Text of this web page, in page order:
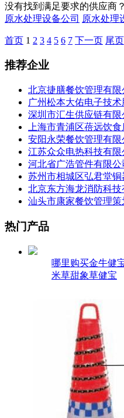
没有找到满足要求的供应商
原水处理设备公司 原水处理
首页 1 2 3 4 5 6 7 下一页 尾页
推荐企业
北京捷膳餐饮管理有限
广州松本大佑电子技术
深圳市汇生供应链有限
上海市青浦区蓓远饮食
安阳永荣餐饮管理有限
江苏众众电热科技有限
河北省广浩管件有限公
苏州市相城区弘君堂
北京东方海龙消防科技
汕头市康家餐饮管理策
热门产品
哪里购买金牛健
米草甜象草健宝